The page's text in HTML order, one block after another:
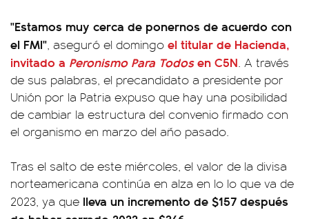
"Estamos muy cerca de ponernos de acuerdo con
el FMI", aseguró el domingo el titular de Hacienda,
invitado a Peronismo Para Todosen C5N. A través
de sus palabras, el precandidato a presidente por
Unión por la Patria expuso que hay una posibilidad
de cambiar la estructura del convenio firmado con
el organismo en marzo del año pasado.
Tras el salto de este miércoles, el valor de la divisa
norteamericana continúa en alza en lo lo que va de
2023, ya que lleva un incremento de $157 después